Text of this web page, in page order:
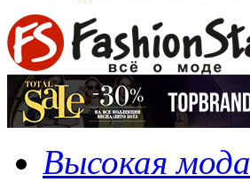
Высокая мода